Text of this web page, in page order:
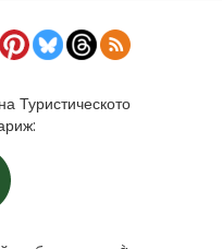
Туристическото